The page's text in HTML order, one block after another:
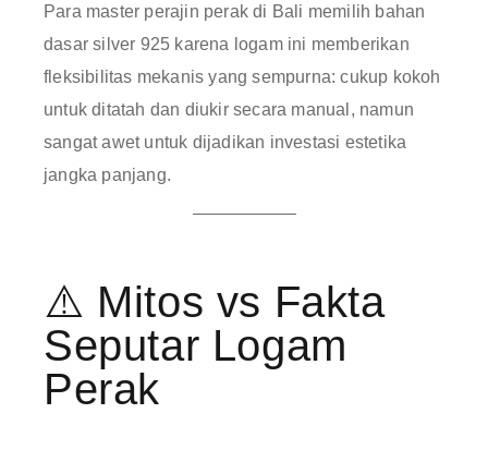
Para master perajin perak di Bali memilih bahan
dasar silver 925 karena logam ini memberikan
fleksibilitas mekanis yang sempurna: cukup kokoh
untuk ditatah dan diukir secara manual, namun
sangat awet untuk dijadikan investasi estetika
jangka panjang.
⚠️ Mitos vs Fakta
Seputar Logam
Perak